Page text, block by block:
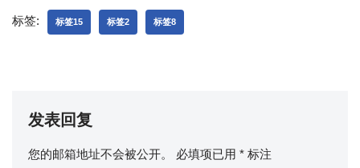
标签: 标签15 标签2 标签8
发表回复
您的邮箱地址不会被公开。 必填项已用 * 标注